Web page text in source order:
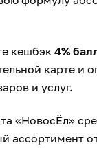
кешбэк 4%
карте и
и услуг.
«НовосЁл»
ассортимент